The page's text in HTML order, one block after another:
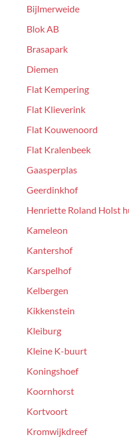
Bijlmerweide
Blok AB
Brasapark
Diemen
Flat Kempering
Flat Klieverink
Flat Kouwenoord
Flat Kralenbeek
Gaasperplas
Geerdinkhof
Henriette Roland Holst
Kameleon
Kantershof
Karspelhof
Kelbergen
Kikkenstein
Kleiburg
Kleine K-buurt
Koningshoef
Koornhorst
Kortvoort
Kromwijkdreef